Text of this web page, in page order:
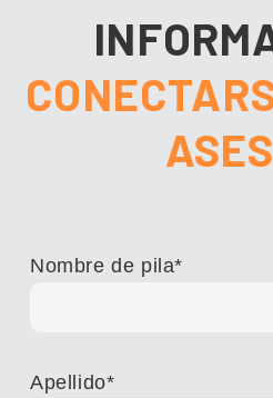
Nombre de pila*
Apellido*